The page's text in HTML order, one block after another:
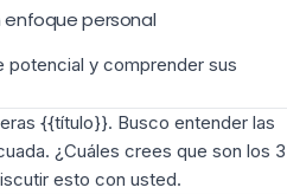
enfoque personal
potencial y comprender sus
{{título}}. Busco entender las
¿Cuáles crees que son los
esto con usted.